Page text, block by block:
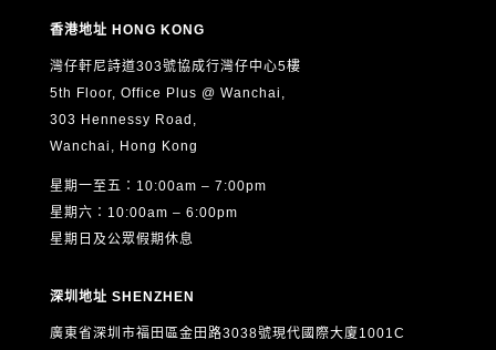
香港地址 HONG KONG
灣仔軒尼詩道303號協成行灣仔中心5樓
5th Floor, Office Plus @ Wanchai,
303 Hennessy Road,
Wanchai, Hong Kong
星期一至五：10:00am – 7:00pm
星期六：10:00am – 6:00pm
星期日及公眾假期休息
深圳地址 SHENZHEN
廣東省深圳市福田區金田路3038號現代國際大廈1001C